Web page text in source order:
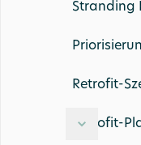
Stranding
Retrofit-
Retrofit-